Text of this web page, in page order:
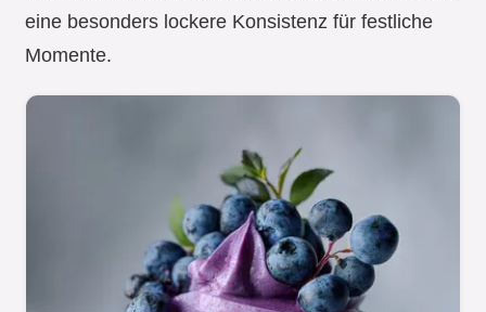
eine besonders lockere Konsistenz für festliche
Momente.